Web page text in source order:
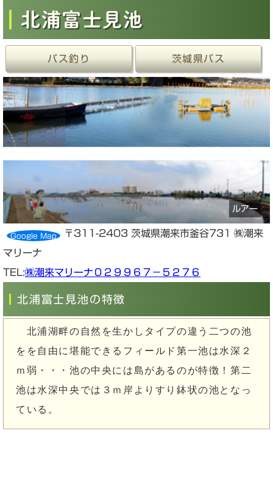
北浦富士見池
バス釣り 茨城県バス
ルアー
Google Map
〒311-2403 茨城県潮来市釜谷731 ㈱潮来
マリーナ
TEL:㈱潮来マリーナ０２９９６７－５２７６
北浦富士見池の特徴
北浦湖畔の自然を生かしタイプの違う二つの池
をを自由に堪能できるフィールド第一池は水深２
ｍ弱・・・池の中央には島があるのが特徴！第二
池は水深中央では３ｍ岸よりすり鉢状の池となっ
ている。